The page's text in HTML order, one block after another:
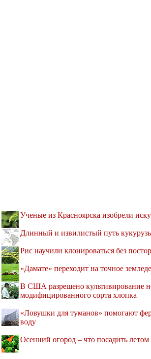
Ученые из Красноярска изобрели
Длинный и извилистый путь
Рис научили клонироваться без
«Дамате» переходит на точное
В США разрешено культивирование
модифицированного сорта хлопка
«Ловушки для туманов» помогают
воду
Осенний огород – что посадить летом